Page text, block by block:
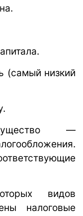
(самый низкий
—
видов
налоговые